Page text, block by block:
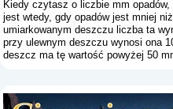
Kiedy czytasz o liczbie mm
jest wtedy, gdy opadów jest mniej
umiarkowanym deszczu liczba ta
przy ulewnym deszczu wynosi ona
deszcz ma tę wartość powyżej 50